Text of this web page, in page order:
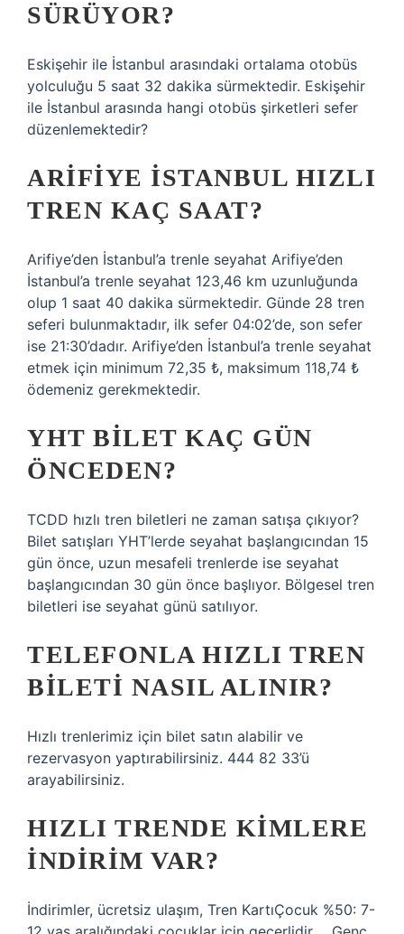
SÜRÜYOR?
Eskişehir ile İstanbul arasındaki ortalama otobüs
yolculuğu 5 saat 32 dakika sürmektedir. Eskişehir
ile İstanbul arasında hangi otobüs şirketleri sefer
düzenlemektedir?
ARIFIYE İSTANBUL HIZLI
TREN KAÇ SAAT?
Arifiye’den İstanbul’a trenle seyahat Arifiye’den
İstanbul’a trenle seyahat 123,46 km uzunluğunda
olup 1 saat 40 dakika sürmektedir. Günde 28 tren
seferi bulunmaktadır, ilk sefer 04:02’de, son sefer
ise 21:30’dadır. Arifiye’den İstanbul’a trenle seyahat
etmek için minimum 72,35 ₺, maksimum 118,74 ₺
ödemeniz gerekmektedir.
YHT BILET KAÇ GÜN
ÖNCEDEN?
TCDD hızlı tren biletleri ne zaman satışa çıkıyor?
Bilet satışları YHT’lerde seyahat başlangıcından 15
gün önce, uzun mesafeli trenlerde ise seyahat
başlangıcından 30 gün önce başlıyor. Bölgesel tren
biletleri ise seyahat günü satılıyor.
TELEFONLA HIZLI TREN
BILETI NASIL ALINIR?
Hızlı trenlerimiz için bilet satın alabilir ve
rezervasyon yaptırabilirsiniz. 444 82 33’ü
arayabilirsiniz.
HIZLI TRENDE KIMLERE
INDIRIM VAR?
İndirimler, ücretsiz ulaşım, Tren KartıÇocuk %50: 7-